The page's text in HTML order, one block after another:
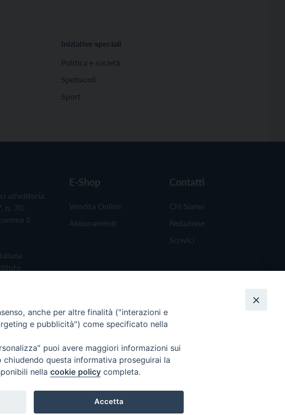
Iniziative speciali
Politica e società
Spettacoli
Sport
all'editoria
n. 70.
2
E-Shop
Vendita Online
Abbonamenti
Contatti
Chi Siamo
Redazione
Scrivici
anche per altre finalità ("interazioni e
e pubblicità") come specificato nella
puoi avere maggiori informazioni sui
questa informativa proseguirai la
nella cookie policy completa.
Accetta